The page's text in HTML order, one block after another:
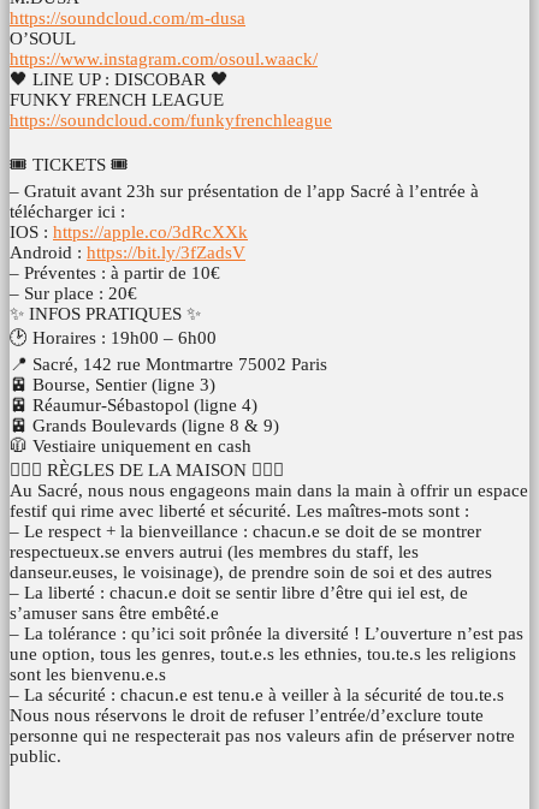
https://soundcloud.com/m-dusa
O’SOUL
https://www.instagram.com/osoul.waack/
🖤 LINE UP : DISCOBAR 🖤
FUNKY FRENCH LEAGUE
https://soundcloud.com/funkyfrenchleague
🎟 TICKETS 🎟
– Gratuit avant 23h sur présentation de l’app Sacré à l’entrée à
télécharger ici :
IOS : https://apple.co/3dRcXXk
Android : https://bit.ly/3fZadsV
– Préventes : à partir de 10€
– Sur place : 20€
✨ INFOS PRATIQUES ✨
🕑 Horaires : 19h00 – 6h00
📍 Sacré, 142 rue Montmartre 75002 Paris
🚈 Bourse, Sentier (ligne 3)
🚈 Réaumur-Sébastopol (ligne 4)
🚈 Grands Boulevards (ligne 8 & 9)
🧥 Vestiaire uniquement en cash
💆🏻‍♀️ RÈGLES DE LA MAISON 💆🏻‍♂️
Au Sacré, nous nous engageons main dans la main à offrir un espace
festif qui rime avec liberté et sécurité. Les maîtres-mots sont :
– Le respect + la bienveillance : chacun.e se doit de se montrer
respectueux.se envers autrui (les membres du staff, les
danseur.euses, le voisinage), de prendre soin de soi et des autres
– La liberté : chacun.e doit se sentir libre d’être qui iel est, de
s’amuser sans être embêté.e
– La tolérance : qu’ici soit prônée la diversité ! L’ouverture n’est pas
une option, tous les genres, tout.e.s les ethnies, tou.te.s les religions
sont les bienvenu.e.s
– La sécurité : chacun.e est tenu.e à veiller à la sécurité de tou.te.s
Nous nous réservons le droit de refuser l’entrée/d’exclure toute
personne qui ne respecterait pas nos valeurs afin de préserver notre
public.